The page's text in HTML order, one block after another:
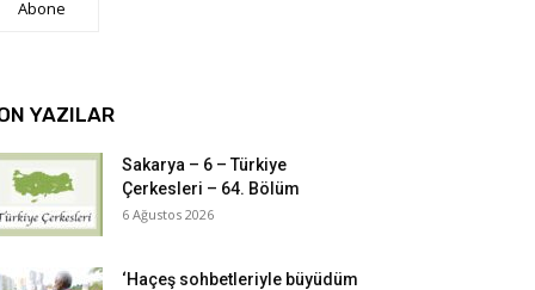
Abone
YAZILAR
Sakarya – 6 – Türkiye
Çerkesleri – 64. Bölüm
6 Ağustos 2026
‘Haçeş sohbetleriyle büyüdüm